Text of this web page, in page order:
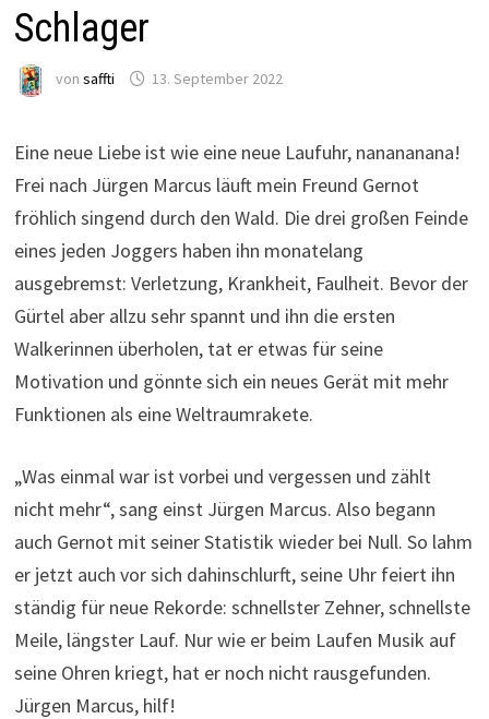
Schlager
von saffti 13. September 2022
Eine neue Liebe ist wie eine neue Laufuhr, nanananana!
Frei nach Jürgen Marcus läuft mein Freund Gernot
fröhlich singend durch den Wald. Die drei großen Feinde
eines jeden Joggers haben ihn monatelang
ausgebremst: Verletzung, Krankheit, Faulheit. Bevor der
Gürtel aber allzu sehr spannt und ihn die ersten
Walkerinnen überholen, tat er etwas für seine
Motivation und gönnte sich ein neues Gerät mit mehr
Funktionen als eine Weltraumrakete.
„Was einmal war ist vorbei und vergessen und zählt
nicht mehr“, sang einst Jürgen Marcus. Also begann
auch Gernot mit seiner Statistik wieder bei Null. So lahm
er jetzt auch vor sich dahinschlurft, seine Uhr feiert ihn
ständig für neue Rekorde: schnellster Zehner, schnellste
Meile, längster Lauf. Nur wie er beim Laufen Musik auf
seine Ohren kriegt, hat er noch nicht rausgefunden.
Jürgen Marcus, hilf!